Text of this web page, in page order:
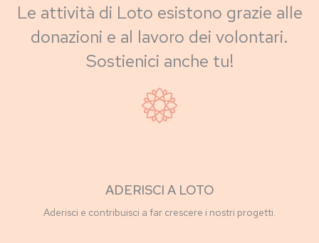
Le attività di Loto esistono grazie alle
donazioni e al lavoro dei volontari.
Sostienici anche tu!
ADERISCI A LOTO
Aderisci e contribuisci a far crescere i nostri progetti.